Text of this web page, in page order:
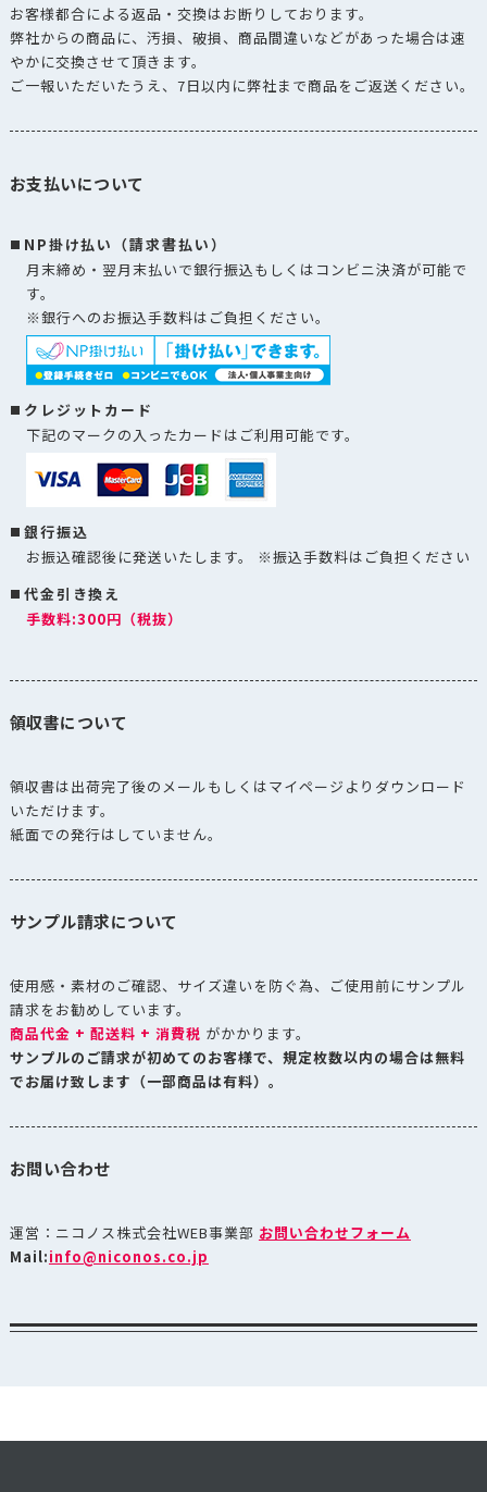
お客様都合による返品・交換はお断りしております。
弊社からの商品に、汚損、破損、商品間違いなどがあった場合は速
やかに交換させて頂きます。
ご一報いただいたうえ、7日以内に弊社まで商品をご返送ください。
お支払いについて
NP掛け払い（請求書払い）
月末締め・翌月末払いで銀行振込もしくはコンビニ決済が可能で
す。
※銀行へのお振込手数料はご負担ください。
クレジットカード
下記のマークの入ったカードはご利用可能です。
銀行振込
お振込確認後に発送いたします。 ※振込手数料はご負担ください
代金引き換え
手数料:300円（税抜）
領収書について
領収書は出荷完了後のメールもしくはマイページよりダウンロード
いただけます。
紙面での発行はしていません。
サンプル請求について
使用感・素材のご確認、サイズ違いを防ぐ為、ご使用前にサンプル
請求をお勧めしています。
商品代金 + 配送料 + 消費税 がかかります。
サンプルのご請求が初めてのお客様で、規定枚数以内の場合は無料
でお届け致します（一部商品は有料）。
お問い合わせ
運営：ニコノス株式会社WEB事業部 お問い合わせフォーム
Mail:info@niconos.co.jp